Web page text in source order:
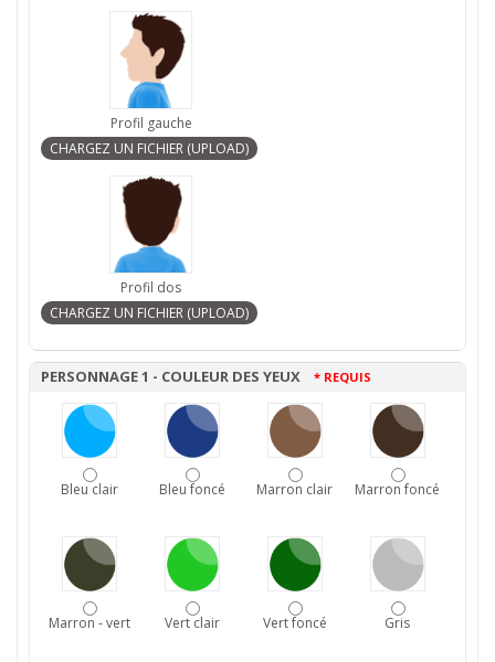
Profil gauche
Profil dos
PERSONNAGE 1 - COULEUR DES YEUX * REQUIS
Bleu clair Bleu foncé Marron clair Marron foncé
Marron - vert Vert clair Vert foncé Gris